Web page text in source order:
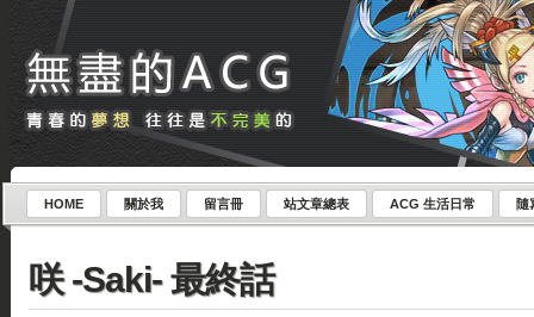
HOME 關於我 留言冊 站文章總表 ACG 生活日常 隨
咲 -Saki- 最終話